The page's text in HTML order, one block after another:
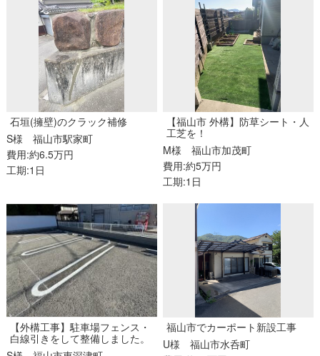
石垣(擁壁)のクラック補修
S様福山市駅家町
費用:約6.5万円
工期:1日
【福山市 外構】防草シート・人
工芝を！
M様福山市加茂町
費用:約5万円
工期:1日
【外構工事】駐車場フェンス・
白線引きをして整備しました。
福山市でカーポート新設工事
U様福山市水呑町